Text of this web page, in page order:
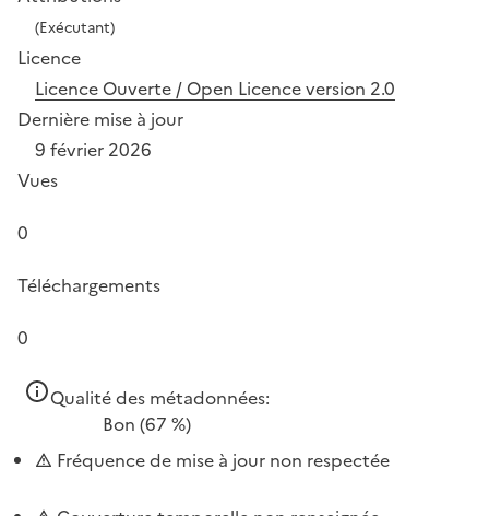
(Exécutant)
Licence
Licence Ouverte / Open Licence version 2.0
Dernière mise à jour
9 février 2026
Vues
0
Téléchargements
0
Qualité des métadonnées:
Bon (67 %)
Fréquence de mise à jour non respectée